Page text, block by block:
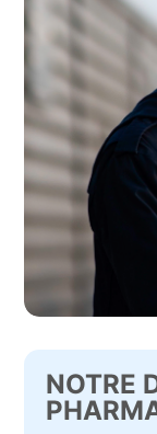
NOTRE